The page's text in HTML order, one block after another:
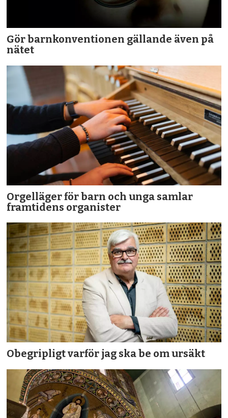
Gör barnkonventionen gällande även på
nätet
Orgelläger för barn och unga samlar
framtidens organister
Obegripligt varför jag ska be om ursäkt